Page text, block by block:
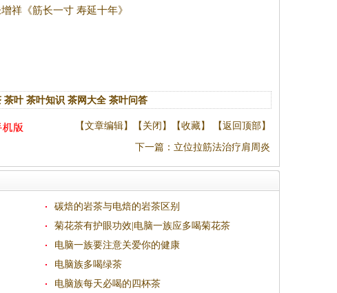
祥《筋长一寸 寿延十年》
茶叶 茶叶知识 茶网大全 茶叶问答
【文章编辑】【 关闭 】【收藏】 【返回顶部】
下一篇 ： 立位拉筋法治疗肩周炎
碳焙的岩茶与电焙的岩茶区别
菊花茶有护眼功效|电脑一族应多喝菊花茶
电脑一族要注意关爱你的健康
电脑族多喝绿茶
电脑族每天必喝的四杯茶